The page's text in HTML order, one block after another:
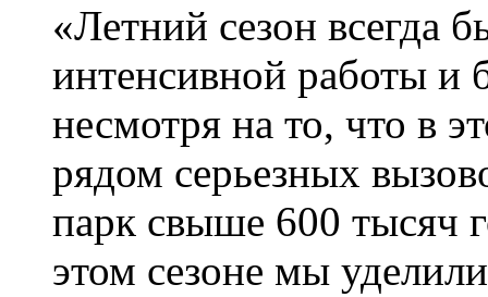
«Летний сезон всегда
интенсивной работы
несмотря на то, что в
рядом серьезных
парк свыше 600 тысяч
этом сезоне мы